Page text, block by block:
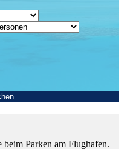
beim Parken am Flughafen.